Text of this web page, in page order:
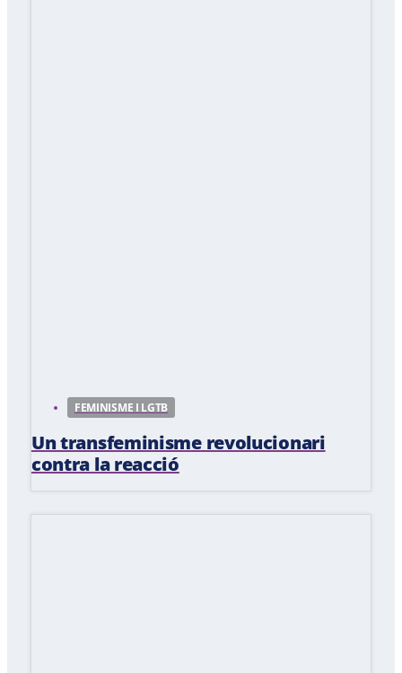
FEMINISME I LGTB
Un transfeminisme revolucionari
contra la reacció